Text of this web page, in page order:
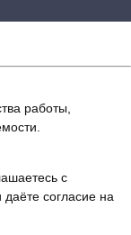
работы,
с
даёте согласие на